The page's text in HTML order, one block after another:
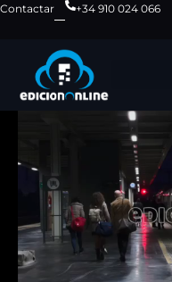
Ir
contenido
Contactar
+34 910 024 066
estación
de
trenes
por